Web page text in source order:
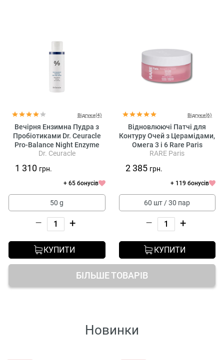
Відгуки(4)
Вечірня Ензимна Пудра з
Пробіотиками Dr. Ceuracle
Pro-Balance Night Enzyme
Wash
Dr. Ceuracle
1 310 грн.
+ 65 бонусів
50 g
– +
КУПИТИ
Відгуки(6)
Відновлюючі Патчі для
Контуру Очей з Церамідами,
Омега 3 і 6 Rare Paris
Exception Rosée
RARE Paris
2 385 грн.
+ 119 бонусів
60 шт / 30 пар
– +
КУПИТИ
БІЛЬШЕ ТОВАРІВ
Новинки